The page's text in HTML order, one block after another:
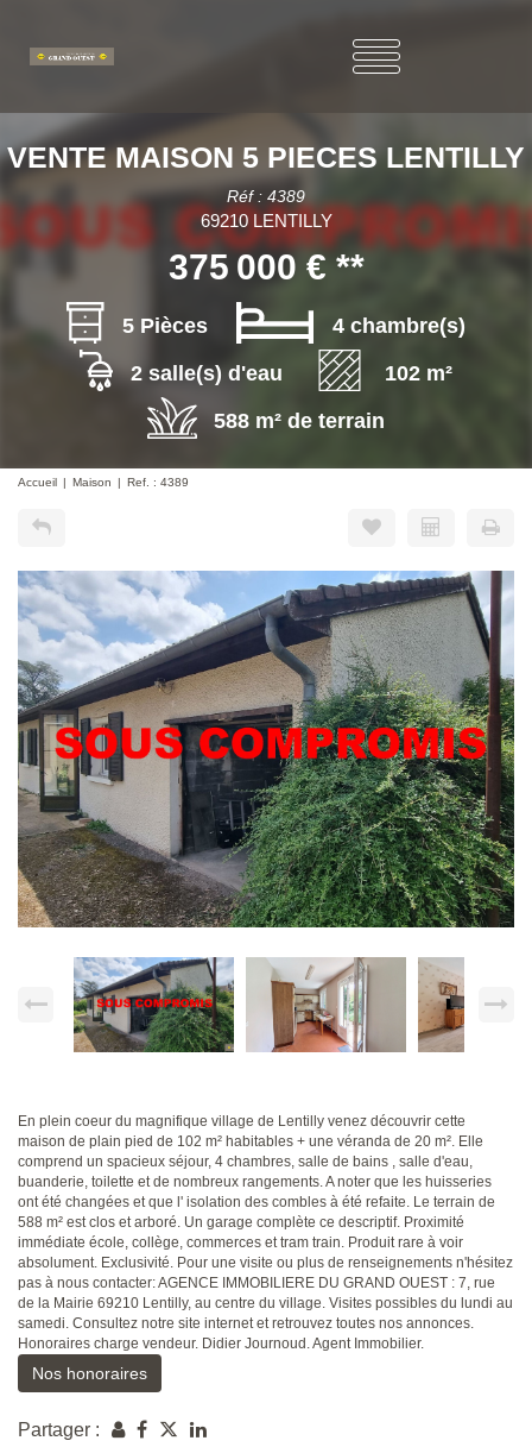
VENTE MAISON 5 PIECES LENTILLY
Réf : 4389
69210 LENTILLY
375 000 € **
5 Pièces
4 chambre(s)
2 salle(s) d'eau
102 m²
588 m² de terrain
Accueil Maison Ref. : 4389
En plein coeur du magnifique village de Lentilly venez découvrir cette
maison de plain pied de 102 m² habitables + une véranda de 20 m². Elle
comprend un spacieux séjour, 4 chambres, salle de bains , salle d'eau,
buanderie, toilette et de nombreux rangements. A noter que les huisseries
ont été changées et que l' isolation des combles à été refaite. Le terrain de
588 m² est clos et arboré. Un garage complète ce descriptif. Proximité
immédiate école, collège, commerces et tram train. Produit rare à voir
absolument. Exclusivité. Pour une visite ou plus de renseignements n'hésitez
pas à nous contacter: AGENCE IMMOBILIERE DU GRAND OUEST : 7, rue
de la Mairie 69210 Lentilly, au centre du village. Visites possibles du lundi au
samedi. Consultez notre site internet et retrouvez toutes nos annonces.
Honoraires charge vendeur. Didier Journoud. Agent Immobilier.
Nos honoraires
Partager :